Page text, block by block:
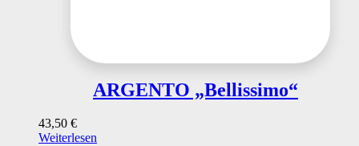
ARGENTO „Bellissimo“
43,50 €
Weiterlesen